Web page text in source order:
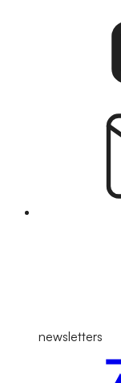
newsletters